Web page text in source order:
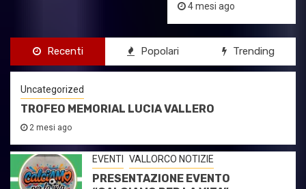
4 mesi ago
Recenti Popolari Trending
Uncategorized
TROFEO MEMORIAL LUCIA VALLERO
2 mesi ago
EVENTI VALLORCO NOTIZIE
PRESENTAZIONE EVENTO